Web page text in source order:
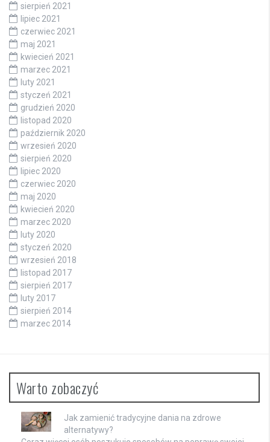
sierpień 2021
lipiec 2021
czerwiec 2021
maj 2021
kwiecień 2021
marzec 2021
luty 2021
styczeń 2021
grudzień 2020
listopad 2020
październik 2020
wrzesień 2020
sierpień 2020
lipiec 2020
czerwiec 2020
maj 2020
kwiecień 2020
marzec 2020
luty 2020
styczeń 2020
wrzesień 2018
listopad 2017
sierpień 2017
luty 2017
sierpień 2014
marzec 2014
Warto zobaczyć
Jak zamienić tradycyjne dania na zdrowe
alternatywy?